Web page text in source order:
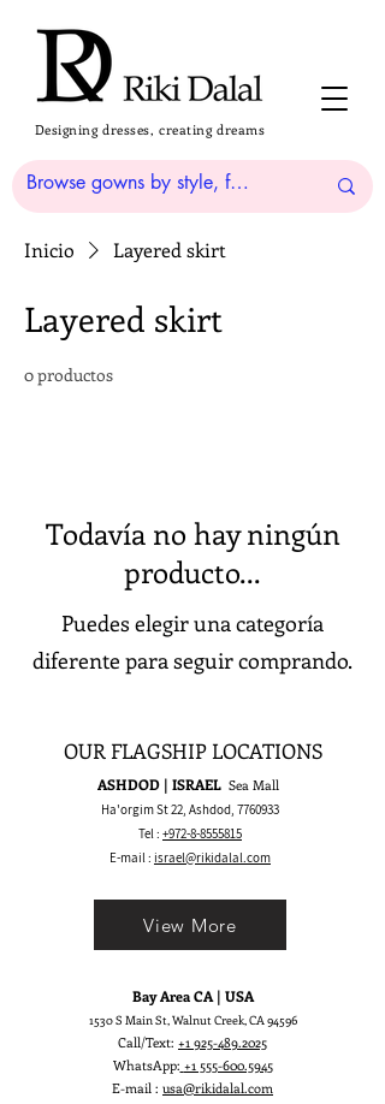
Designing dresses, creating dreams
Inicio Layered skirt
Layered skirt
0 productos
Todavía no hay ningún
producto...
Puedes elegir una categoría
diferente para seguir comprando.
OUR FLAGSHIP LOCATIONS
ASHDOD | ISRAEL Sea Mall
Ha'orgim St 22, Ashdod, 7760933
Tel : +972-8-8555815
E-mail : israel@rikidalal.com
Bay Area CA | USA
1530 S Main St, Walnut Creek, CA 94596
Call/Text: +1 925-489.2025
WhatsApp: +1 555-600.5945
E-mail : usa@rikidalal.com
View More